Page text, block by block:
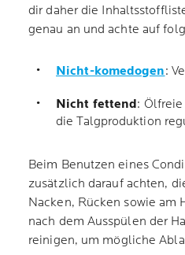
dir daher die
genau an und achte auf
Nicht-komedogen:
Nicht fettend:
die Talgproduktion
Beim Benutzen eines
zusätzlich darauf achten,
Nacken, Rücken sowie am
nach dem Ausspülen der
reinigen, um mögliche